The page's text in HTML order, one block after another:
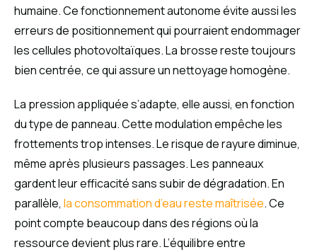
humaine. Ce fonctionnement autonome évite aussi les
erreurs de positionnement qui pourraient endommager
les cellules photovoltaïques. La brosse reste toujours
bien centrée, ce qui assure un nettoyage homogène.
La pression appliquée s’adapte, elle aussi, en fonction
du type de panneau. Cette modulation empêche les
frottements trop intenses. Le risque de rayure diminue,
même après plusieurs passages. Les panneaux
gardent leur efficacité sans subir de dégradation. En
parallèle, la consommation d’eau reste maîtrisée. Ce
point compte beaucoup dans des régions où la
ressource devient plus rare. L’équilibre entre